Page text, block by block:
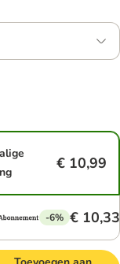
€ 10,99
-6% € 10,33